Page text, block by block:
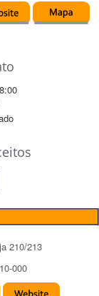
210/213
000